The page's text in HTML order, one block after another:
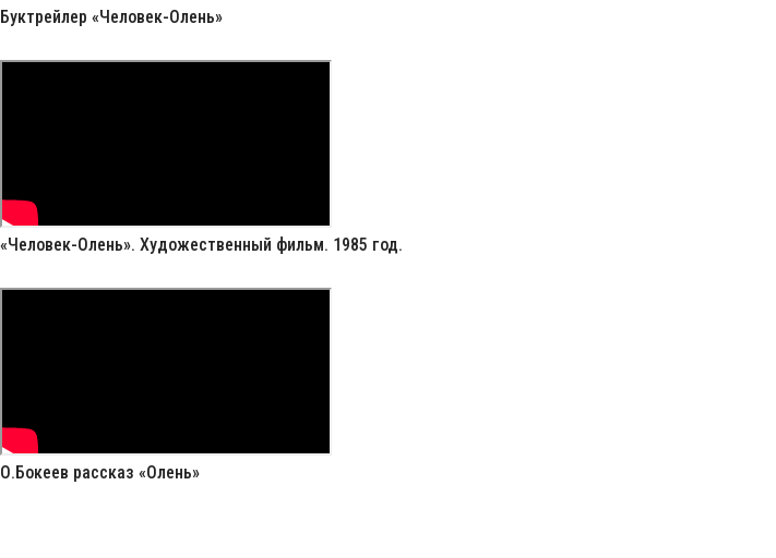
Буктрейлер «Человек-Олень»
«Человек-Олень». Художественный фильм. 1985 год.
О.Бокеев рассказ «Олень»